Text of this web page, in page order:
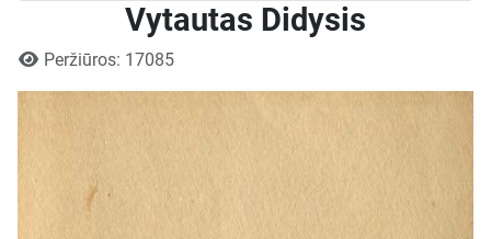
tikslas buvo užpildyti didžiulę
lietuviškos istoriografijos spragą ir
faktais paremtą veikalą apie vieną
svarbiausių tautos istorijos
mokslinis, bet ir tautinės savigarbos
bei edukacijos projektas.
Apie ką ši knyga?
Vytautas Didysis
Išsami informacija
Peržiūros: 17085